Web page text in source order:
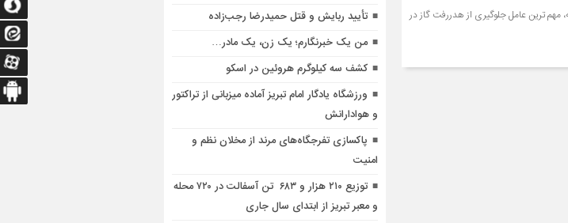
مهم ترین عامل جلوگیری از هدررفت گاز در
تأیید ربایش و قتل حمیدرضا رجب‌زاده
من یک خبرنگارم؛ یک زن، یک مادر…
کشف سه کیلوگرم هروئین در اسکو
ورزشگاه یادگار امام تبریز آماده میزبانی از تراکتور
و هوادارانش
پاکسازی تفرجگاه‌های مرند از مخلان نظم و
امنیت
توزیع ۲۱۰ هزار و ۶۸۳ تن آسفالت در ۷۲۰ محله
و معبر تبریز از ابتدای سال جاری